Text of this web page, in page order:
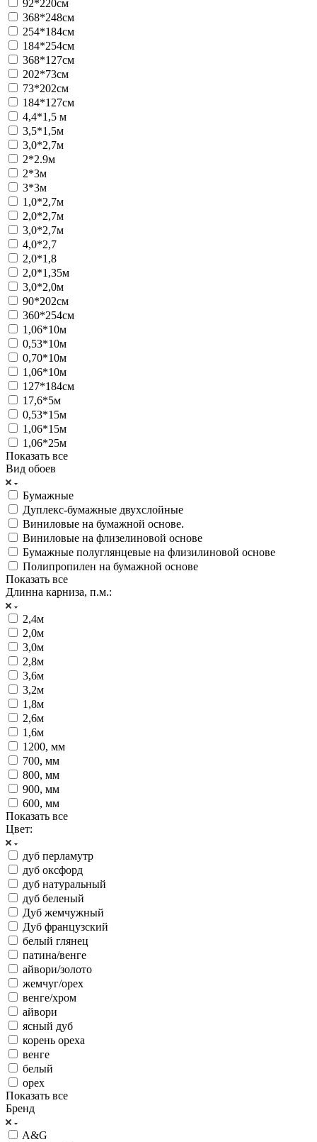
92*220см
368*248см
254*184см
184*254см
368*127см
202*73см
73*202см
184*127см
4,4*1,5 м
3,5*1,5м
3,0*2,7м
2*2.9м
2*3м
3*3м
1,0*2,7м
2,0*2,7м
3,0*2,7м
4,0*2,7
2,0*1,8
2,0*1,35м
3,0*2,0м
90*202см
360*254см
1,06*10м
0,53*10м
0,70*10м
1,06*10м
127*184см
17,6*5м
0,53*15м
1,06*15м
1,06*25м
Показать все
Вид обоев
Бумажные
Дуплекс-бумажные двухслойные
Виниловые на бумажной основе.
Виниловые на флизелиновой основе
Бумажные полуглянцевые на флизилиновой основе
Полипропилен на бумажной основе
Показать все
Длинна карниза, п.м.:
2,4м
2,0м
3,0м
2,8м
3,6м
3,2м
1,8м
2,6м
1,6м
1200, мм
700, мм
800, мм
900, мм
600, мм
Показать все
Цвет:
дуб перламутр
дуб оксфорд
дуб натуральный
дуб беленый
Дуб жемчужный
Дуб французский
белый глянец
патина/венге
айвори/золото
жемчуг/орех
венге/хром
айвори
ясный дуб
корень ореха
венге
белый
орех
Показать все
Бренд
A&G